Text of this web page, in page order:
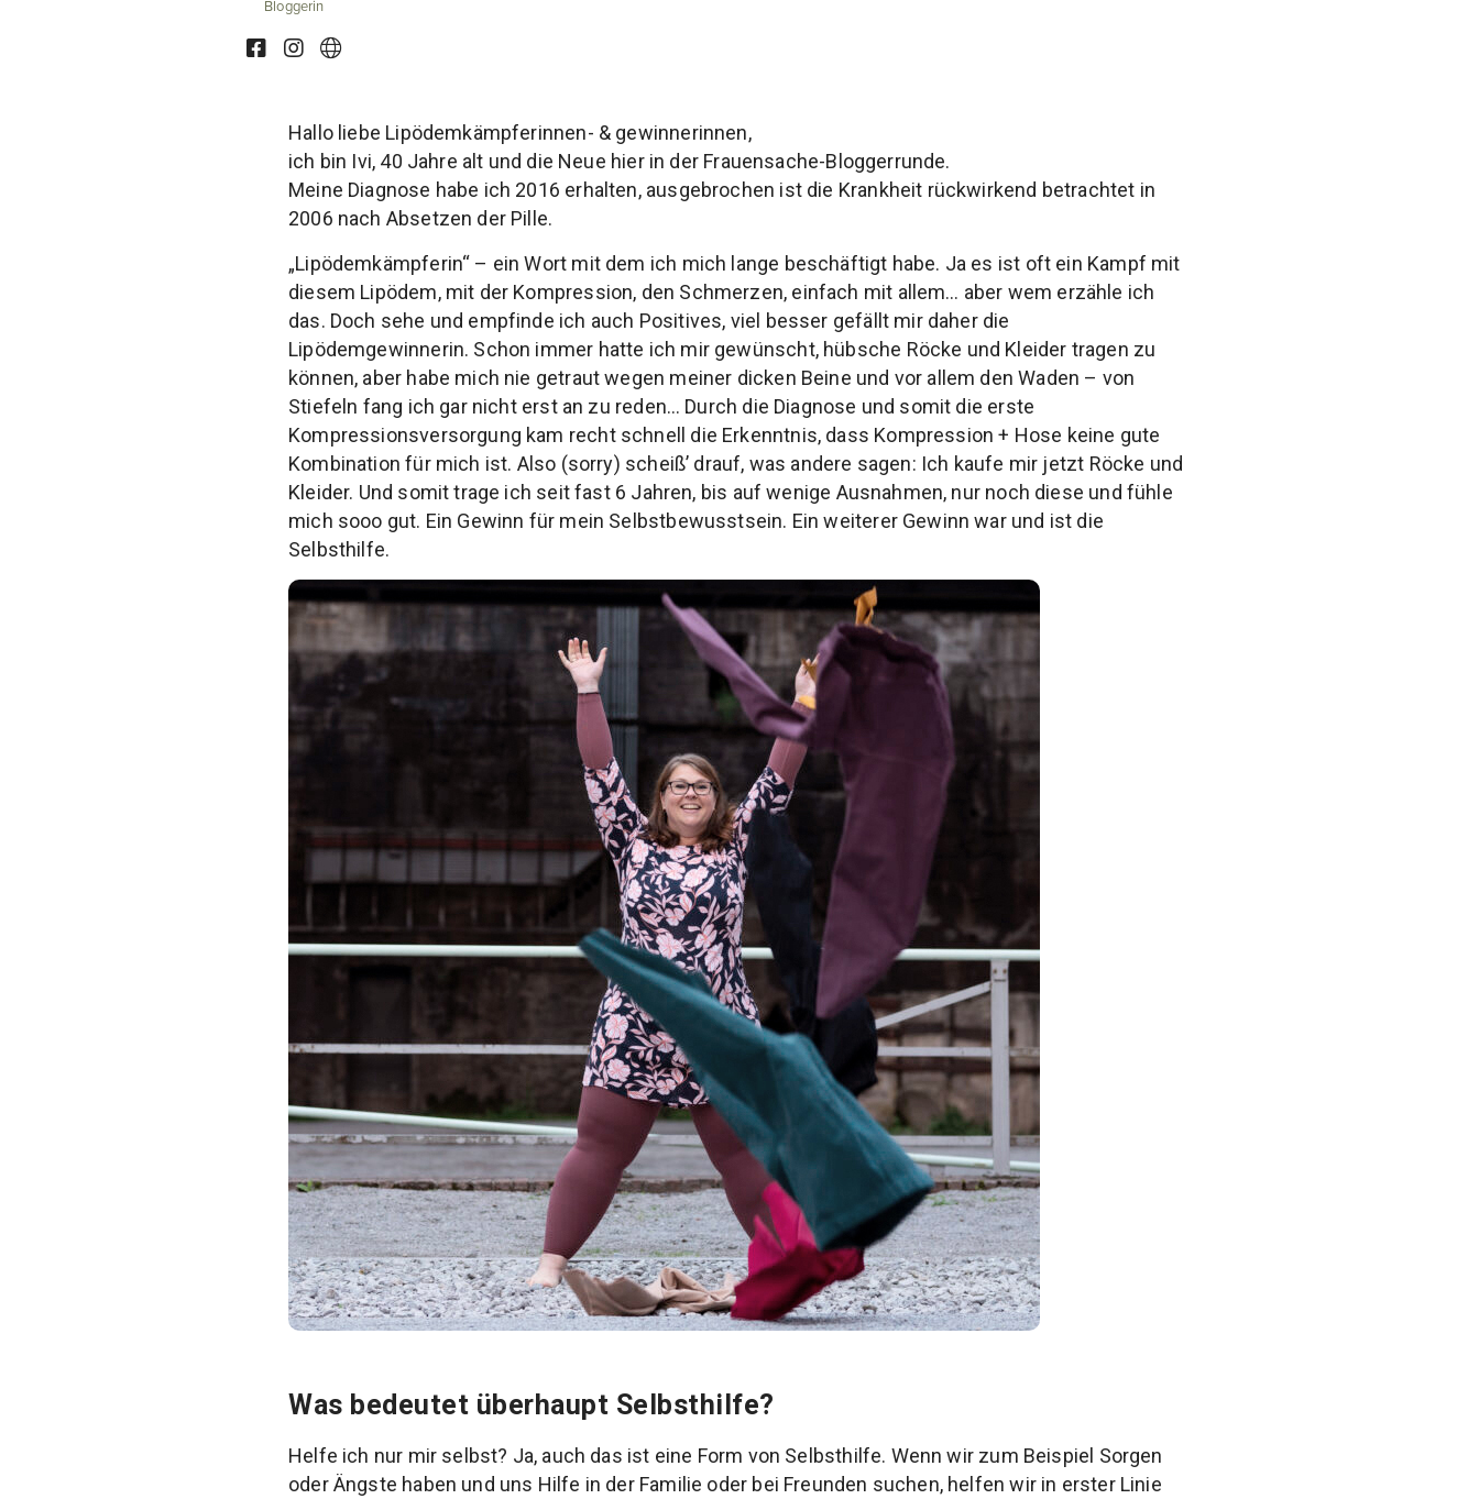
Bloggerin
Hallo liebe Lipödemkämpferinnen- & gewinnerinnen,
ich bin Ivi, 40 Jahre alt und die Neue hier in der Frauensache-Bloggerrunde.
Meine Diagnose habe ich 2016 erhalten, ausgebrochen ist die Krankheit rückwirkend betrachtet in
2006 nach Absetzen der Pille.
„Lipödemkämpferin“ – ein Wort mit dem ich mich lange beschäftigt habe. Ja es ist oft ein Kampf mit
diesem Lipödem, mit der Kompression, den Schmerzen, einfach mit allem… aber wem erzähle ich
das. Doch sehe und empfinde ich auch Positives, viel besser gefällt mir daher die
Lipödemgewinnerin. Schon immer hatte ich mir gewünscht, hübsche Röcke und Kleider tragen zu
können, aber habe mich nie getraut wegen meiner dicken Beine und vor allem den Waden – von
Stiefeln fang ich gar nicht erst an zu reden… Durch die Diagnose und somit die erste
Kompressionsversorgung kam recht schnell die Erkenntnis, dass Kompression + Hose keine gute
Kombination für mich ist. Also (sorry) scheiß’ drauf, was andere sagen: Ich kaufe mir jetzt Röcke und
Kleider. Und somit trage ich seit fast 6 Jahren, bis auf wenige Ausnahmen, nur noch diese und fühle
mich sooo gut. Ein Gewinn für mein Selbstbewusstsein. Ein weiterer Gewinn war und ist die
Selbsthilfe.
Was bedeutet überhaupt Selbsthilfe?
Helfe ich nur mir selbst? Ja, auch das ist eine Form von Selbsthilfe. Wenn wir zum Beispiel Sorgen
oder Ängste haben und uns Hilfe in der Familie oder bei Freunden suchen, helfen wir in erster Linie